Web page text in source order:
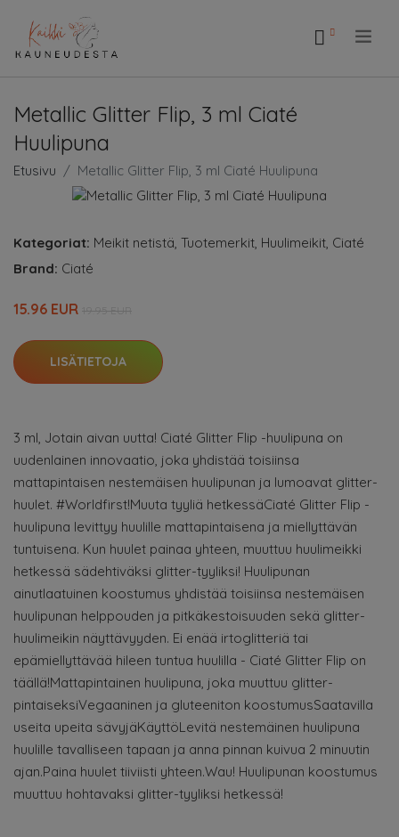
Metallic Glitter Flip, 3 ml Ciaté
Huulipuna
Etusivu Metallic Glitter Flip, 3 ml Ciaté Huulipuna
Kategoriat: Meikit netistä Tuotemerkit Huulimeikit Ciaté
Brand: Ciaté
15.96 EUR
LISÄTIETOJA
3 ml, Jotain aivan uutta! Ciaté Glitter Flip -huulipuna on
uudenlainen innovaatio, joka yhdistää toisiinsa
mattapintaisen nestemäisen huulipunan ja lumoavat glitter-
huulet. #Worldfirst!Muuta tyyliä hetkessäCiaté Glitter Flip -
huulipuna levittyy huulille mattapintaisena ja miellyttävän
tuntuisena. Kun huulet painaa yhteen, muuttuu huulimeikki
hetkessä sädehtiväksi glitter-tyyliksi! Huulipunan
ainutlaatuinen koostumus yhdistää toisiinsa nestemäisen
huulipunan helppouden ja pitkäkestoisuuden sekä glitter-
huulimeikin näyttävyyden. Ei enää irtoglitteriä tai
epämiellyttävää hileen tuntua huulilla - Ciaté Glitter Flip on
täällä!Mattapintainen huulipuna, joka muuttuu glitter-
pintaiseksiVegaaninen ja gluteeniton koostumusSaatavilla
useita upeita sävyjäKäyttöLevitä nestemäinen huulipuna
huulille tavalliseen tapaan ja anna pinnan kuivua 2 minuutin
ajan.Paina huulet tiiviisti yhteen.Wau! Huulipunan koostumus
muuttuu hohtavaksi glitter-tyyliksi hetkessä!